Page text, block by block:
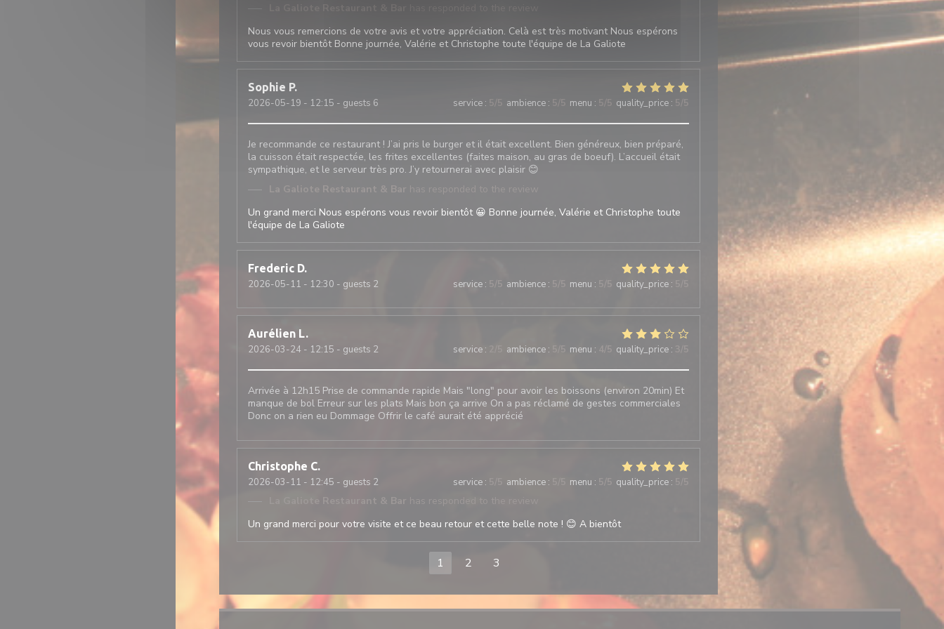
Nous vous remercions de votre avis et votre appréciation. Celà est très motivant Nous espérons
vous revoir bientôt Bonne journée, Valérie et Christophe toute l'équipe de La Galiote
Sophie P
2026-05-19 - 12:15 - guests 6 service : 5/5 ambience : 5/5 menu : 5/5 quality_price : 5/5
Je recommande ce restaurant ! J’ai pris le burger et il était excellent. Bien généreux, bien préparé,
la cuisson était respectée, les frites excellentes (faites maison, au gras de boeuf). L’accueil était
sympathique, et le serveur très pro. J’y retournerai avec plaisir 😊
La Galiote Restaurant & Bar has responded to the review
Un grand merci Nous espérons vous revoir bientôt 😀 Bonne journée, Valérie et Christophe toute
l'équipe de La Galiote
Frederic D
2026-05-11 - 12:30 - guests 2 service : 5/5 ambience : 5 menu : quality_price :
Aurélien L
2026-03-24 - 12:15 - guests 2 service : ambience : /5 menu : 4/5 quality_price :
Arrivée à 12h15 Prise de commande rapide Mais "long" pour avoir les boissons (environ 20min) Et
manque de bol Erreur sur les plats Mais bon ça arrive On a pas réclamé de gestes commerciales
Donc on a rien eu Dommage Offrir le café aurait été apprécié
Christophe C
2026-03-11 - 12:45 - guests 2 service : ambience : menu : 5/5 quality_price :
La Galiote Restaurant & Bar has responded to the review
Un grand merci pour votre visite et ce beau retour et cette belle note ! 😊 A bientôt
1 2 3